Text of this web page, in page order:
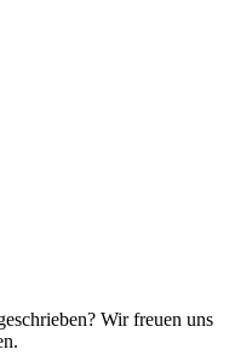
Wir freuen uns